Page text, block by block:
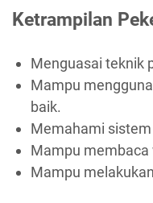
Ketrampilan
Menguasai teknik
Mampu
baik.
Memahami
Mampu membaca
Mampu